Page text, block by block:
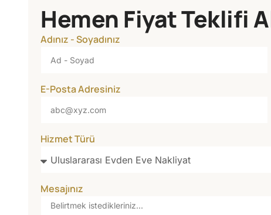
Hemen Fiyat Teklifi
Adınız - Soyadınız
E-Posta Adresiniz
Hizmet Türü
Mesajınız